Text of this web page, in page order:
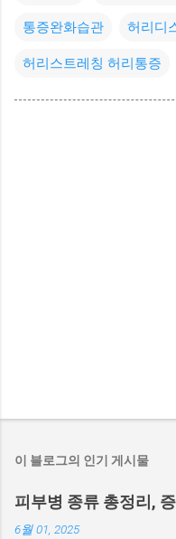
통증완화습관 허리디
허리스트레칭 허리통증
이 블로그의 인기 게시물
피부병 종류 총정리,
6월 01, 2025